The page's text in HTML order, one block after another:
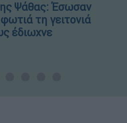
Ψάθας: Έσωσαν
τη γειτονιά
έδιωχνε